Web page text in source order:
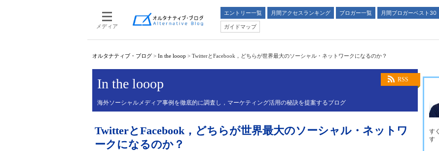
メディア
エントリー一覧 月間アクセスランキング ブロガー一覧
月間ブロガーベスト30
ガイドマップ
オルタナティブ・ブログ > In the looop > TwitterとFacebook，どちらが世界最大のソーシャル・ネットワークになるのか？
RSS
In the looop
海外ソーシャルメディア事例を徹底的に調査し，マーケティング活用の秘訣を提案するブログ
TwitterとFacebook，どちらが世界最大のソーシャル・ネットワ
ークになるのか？
す
す